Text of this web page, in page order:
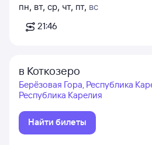
пн, вт, ср, чт, пт, вс
21:46
в Коткозеро
Берёзовая Гора, Республика
Республика Карелия
Найти билеты